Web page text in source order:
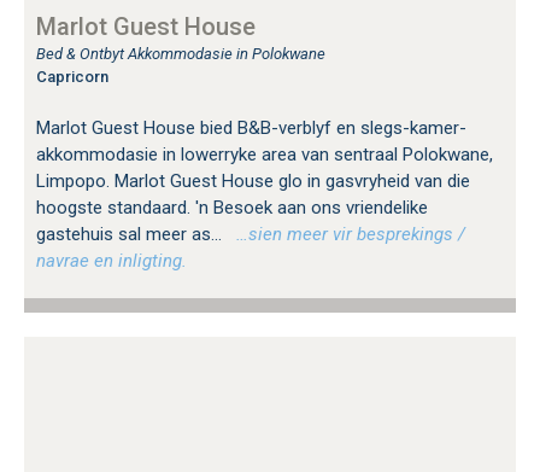
Marlot Guest House
Bed & Ontbyt Akkommodasie in Polokwane
Capricorn
Marlot Guest House bied B&B-verblyf en slegs-kamer-
akkommodasie in lowerryke area van sentraal Polokwane,
Limpopo. Marlot Guest House glo in gasvryheid van die
hoogste standaard. 'n Besoek aan ons vriendelike
gastehuis sal meer as...
…sien meer vir besprekings /
navrae en inligting.